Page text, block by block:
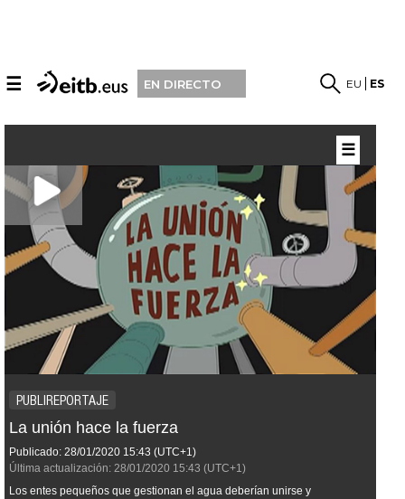
☰ EN DIRECTO EU ES
PUBLIREPORTAJE
La unión hace la fuerza
Publicado: 28/01/2020 15:43 (UTC+1)
Última actualización: 28/01/2020 15:43 (UTC+1)
Los entes pequeños que gestionan el agua deberían unirse y
☰